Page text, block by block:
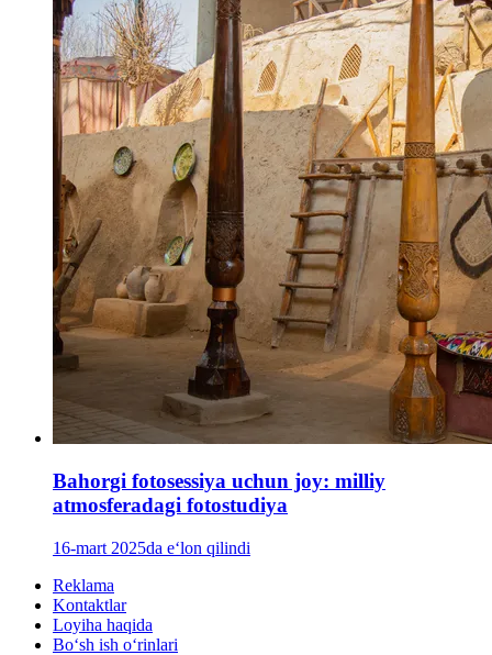
Bahorgi fotosessiya uchun joy: milliy
atmosferadagi fotostudiya
16-mart 2025da e‘lon qilindi
Reklama
Kontaktlar
Loyiha haqida
Bo‘sh ish o‘rinlari